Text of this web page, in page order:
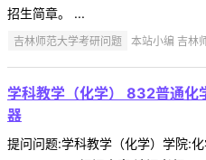
招生简章。 ...
吉林师范大学考研问题 本站小编 吉林
学科教学（化学） 832普通化
器
提问问题:学科教学（化学）学院: